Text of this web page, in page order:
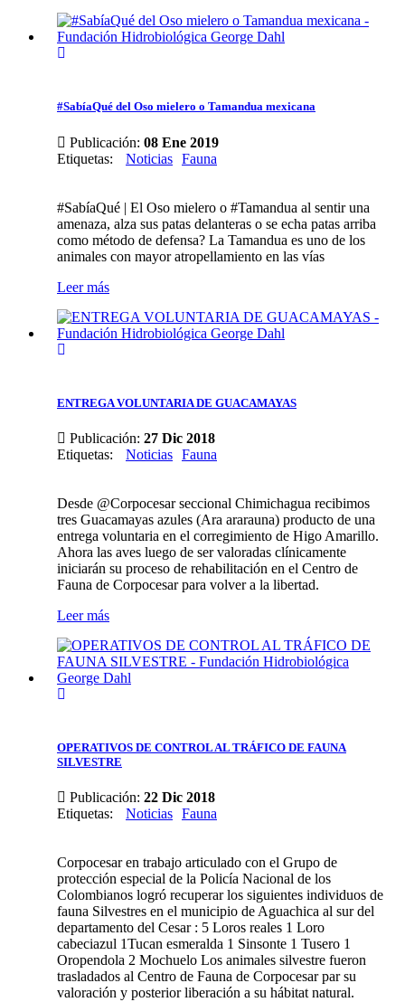
#SabíaQué del Oso mielero o Tamandua mexicana
Publicación: 08 Ene 2019
Etiquetas: Noticias Fauna
#SabíaQué | El Oso mielero o #Tamandua al sentir una
amenaza, alza sus patas delanteras o se echa patas arriba
como método de defensa? La Tamandua es uno de los
animales con mayor atropellamiento en las vías
Leer más
ENTREGA VOLUNTARIA DE GUACAMAYAS
Publicación: 27 Dic 2018
Etiquetas: Noticias Fauna
Desde @Corpocesar seccional Chimichagua recibimos
tres Guacamayas azules (Ara ararauna) producto de una
entrega voluntaria en el corregimiento de Higo Amarillo.
Ahora las aves luego de ser valoradas clínicamente
iniciarán su proceso de rehabilitación en el Centro de
Fauna de Corpocesar para volver a la libertad.
Leer más
OPERATIVOS DE CONTROL AL TRÁFICO DE FAUNA
SILVESTRE
Publicación: 22 Dic 2018
Etiquetas: Noticias Fauna
Corpocesar en trabajo articulado con el Grupo de
protección especial de la Policía Nacional de los
Colombianos logró recuperar los siguientes individuos de
fauna Silvestres en el municipio de Aguachica al sur del
departamento del Cesar : 5 Loros reales 1 Loro
cabeciazul 1Tucan esmeralda 1 Sinsonte 1 Tusero 1
Oropendola 2 Mochuelo Los animales silvestre fueron
trasladados al Centro de Fauna de Corpocesar par su
valoración y posterior liberación a su hábitat natural.